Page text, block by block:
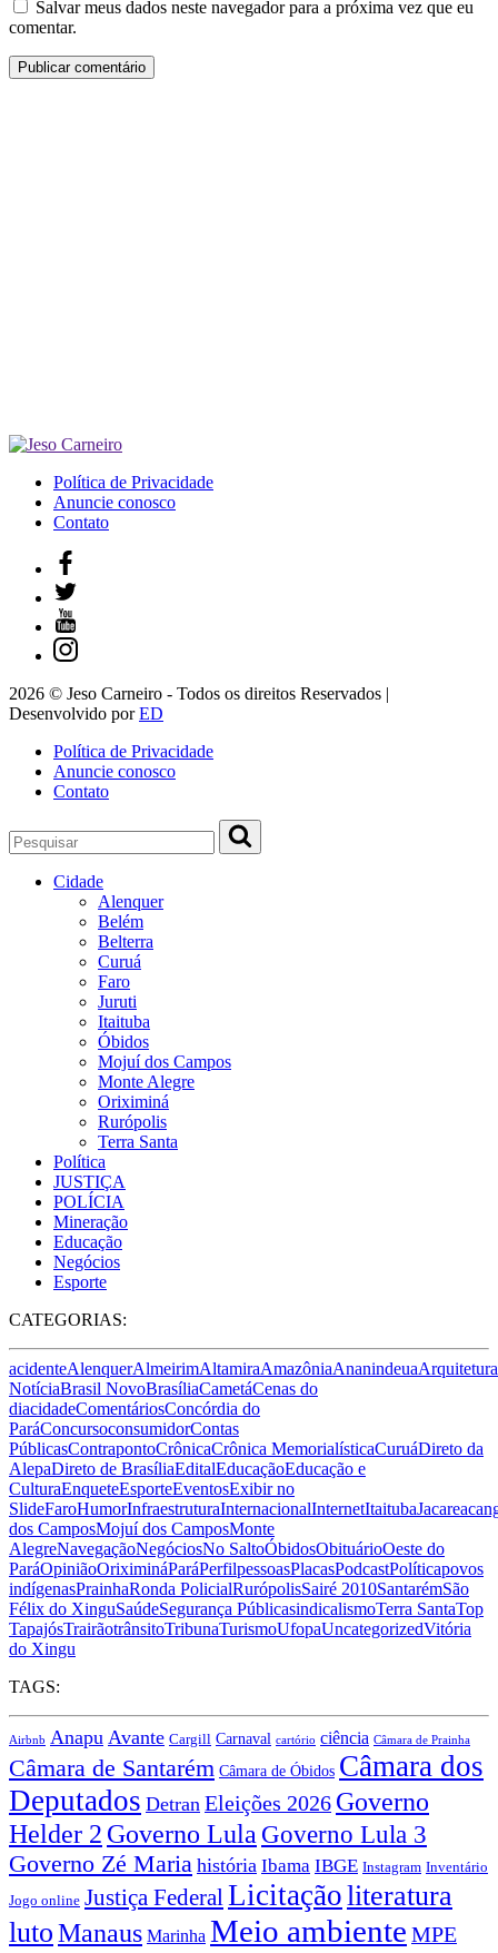
Salvar meus dados neste navegador para a próxima vez que eu
comentar.
Política de Privacidade
Anuncie conosco
Contato
2026 © Jeso Carneiro - Todos os direitos Reservados |
Desenvolvido porED
Política de Privacidade
Anuncie conosco
Contato
Cidade
Alenquer
Belém
Belterra
Curuá
Faro
Juruti
Itaituba
Óbidos
Mojuí dos Campos
Monte Alegre
Oriximiná
Rurópolis
Terra Santa
Política
JUSTIÇA
POLÍCIA
Mineração
Educação
Negócios
Esporte
CATEGORIAS:
acidenteAlenquerAlmeirimAltamiraAmazôniaAnanindeuaArquitetura
NotíciaBrasil NovoBrasíliaCametáCenas do
diacidadeComentáriosConcórdia do
ParáConcursoconsumidorContas
PúblicasContrapontoCrônicaCrônica MemorialísticaCuruáDireto da
AlepaDireto de BrasíliaEditalEducaçãoEducação e
CulturaEnqueteEsporteEventosExibir no
SlideFaroHumorInfraestruturaInternacionalInternetItaituba
dos CamposMojuí dos CamposMonte
AlegreNavegaçãoNegóciosNo SaltoÓbidosObituárioOeste do
ParáOpiniãoOriximináParáPerfilpessoasPlacasPodcastPolíticapovos
indígenasPrainhaRonda PolicialRurópolisSairé 2010SantarémSão
Félix do XinguSaúdeSegurança PúblicasindicalismoTerra SantaTop
TapajósTrairãotrânsitoTribunaTurismoUfopaUncategorizedVitória
do Xingu
TAGS:
Airbnb Anapu Avante Cargill Carnaval cartório ciência Câmara de Prainha
Câmara de Santarém Câmara de Óbidos Câmara dos
Deputados Detran Eleições 2026 Governo
Helder 2 Governo Lula Governo Lula 3
Governo Zé Maria história Ibama IBGE Instagram Inventário
Jogo online Justiça Federal Licitaçãoliteratura
lutoManaus Marinha Meio ambiente MPE